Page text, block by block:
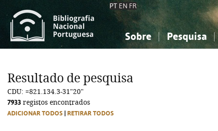
PT EN FR
Sobre Pesquisa
Ciências sociais...
Ciências sociais...
Resultado de pesquisa
CDU: =821.134.3-31"20"
7933 registos encontrados
ADICIONAR TODOS RETIRAR TODOS